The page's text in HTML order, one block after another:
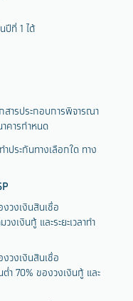
ปีที่ 1 ได้
ารประกอบการพิจารณา
คารกำหนด
ประกันทางเลือกใด ทาง
วงเงินสินเชื่อ
งเงินกู้ และระยะเวลาทำ
วงเงินสินเชื่อ
ำ 70% ของวงเงินกู้ และ